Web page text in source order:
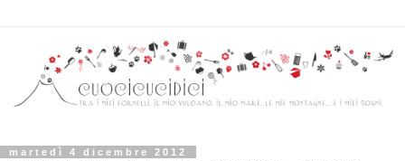
martedì 4 dicembre 2012